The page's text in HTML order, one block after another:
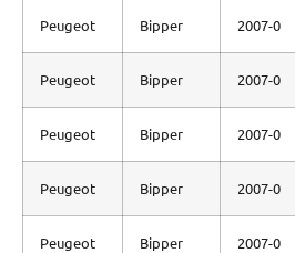
Peugeot Bipper 2007-0
Peugeot Bipper 2007-0
Peugeot Bipper 2007-0
Peugeot Bipper 2007-0
Peugeot Bipper 2007-0